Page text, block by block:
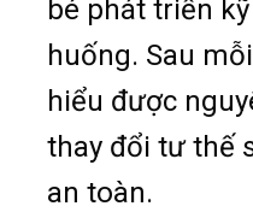
bé phát triển
huống. Sau
hiểu được
thay đổi tư thế
an toàn.